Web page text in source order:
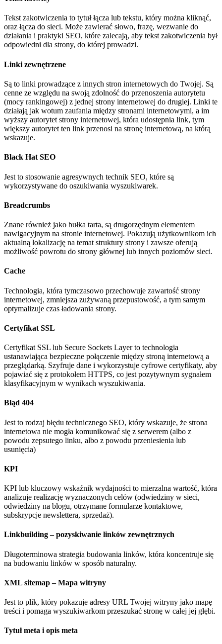
Tekst zakotwiczenia to tytuł łącza lub tekstu, który można kliknąć,
oraz łącza do sieci. Może zawierać słowo, frazę, wezwanie do
działania i praktyki SEO, które zalecają, aby tekst zakotwiczenia był
odpowiedni dla strony, do której prowadzi.
Linki zewnętrzene
Są to linki prowadzące z innych stron internetowych do Twojej. Są
cenne ze względu na swoją zdolność do przenoszenia autorytetu
(mocy rankingowej) z jednej strony internetowej do drugiej. Linki te
działają jak wotum zaufania między stronami internetowymi, a im
wyższy autorytet strony internetowej, która udostępnia link, tym
większy autorytet ten link przenosi na stronę internetową, na którą
wskazuje.
Black Hat SEO
Jest to stosowanie agresywnych technik SEO, które są
wykorzystywane do oszukiwania wyszukiwarek.
Breadcrumbs
Znane również jako bułka tarta, są drugorzędnym elementem
nawigacyjnym na stronie internetowej. Pokazują użytkownikom ich
aktualną lokalizację na temat struktury strony i zawsze oferują
możliwość powrotu do strony głównej lub innych poziomów sieci.
Cache
Technologia, która tymczasowo przechowuje zawartość strony
internetowej, zmniejsza zużywaną przepustowość, a tym samym
optymalizuje czas ładowania strony.
Certyfikat SSL
Certyfikat SSL lub Secure Sockets Layer to technologia
ustanawiająca bezpieczne połączenie między stroną internetową a
przeglądarką. Szyfruje dane i wykorzystuje cyfrowe certyfikaty, aby
pojawiać się z protokołem HTTPS, co jest pozytywnym sygnałem
klasyfikacyjnym w wynikach wyszukiwania.
Błąd 404
Jest to rodzaj błędu technicznego SEO, który wskazuje, że strona
internetowa nie mogła komunikować się z serwerem (albo z
powodu zepsutego linku, albo z powodu przeniesienia lub
usunięcia)
KPI
KPI lub kluczowy wskaźnik wydajności to mierzalna wartość, która
analizuje realizację wyznaczonych celów (odwiedziny w sieci,
odwiedziny na blogu, otrzymane formularze kontaktowe,
subskrypcje newslettera, sprzedaż).
Linkbuilding– pozyskiwanie linków zewnętrznych
Długoterminowa strategia budowania linków, która koncentruje się
na budowaniu linków w sposób naturalny.
XML sitemap – Mapa witryny
Jest to plik, który pokazuje adresy URL Twojej witryny jako mapę
treści i pomaga wyszukiwarkom przeszukać stronę w całej jej głębi.
Tytuł meta i opis meta